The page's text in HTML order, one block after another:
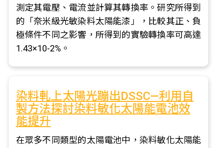
測定其電壓、電流並計算其轉換率。研究所得到
的「奈米級光敏染料太陽能漆」，比較其正、負
極條件不同之影響，所得到的實驗轉換率可高達
1.43×10-2%。
染料軋上太陽光蹦出DSSC—利用自
製方法探討染料敏化太陽能電池效
能提升
在眾多不同類型的太陽電池中，染料敏化太陽能